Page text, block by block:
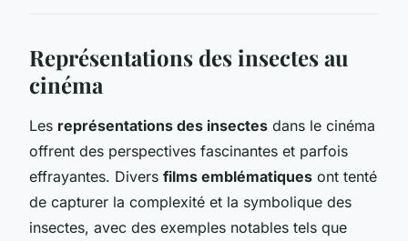
Représentations des insectes au
cinéma
Les représentations des insectes dans le cinéma
offrent des perspectives fascinantes et parfois
effrayantes. Divers films emblématiques ont tenté
de capturer la complexité et la symbolique des
insectes, avec des exemples notables tels que